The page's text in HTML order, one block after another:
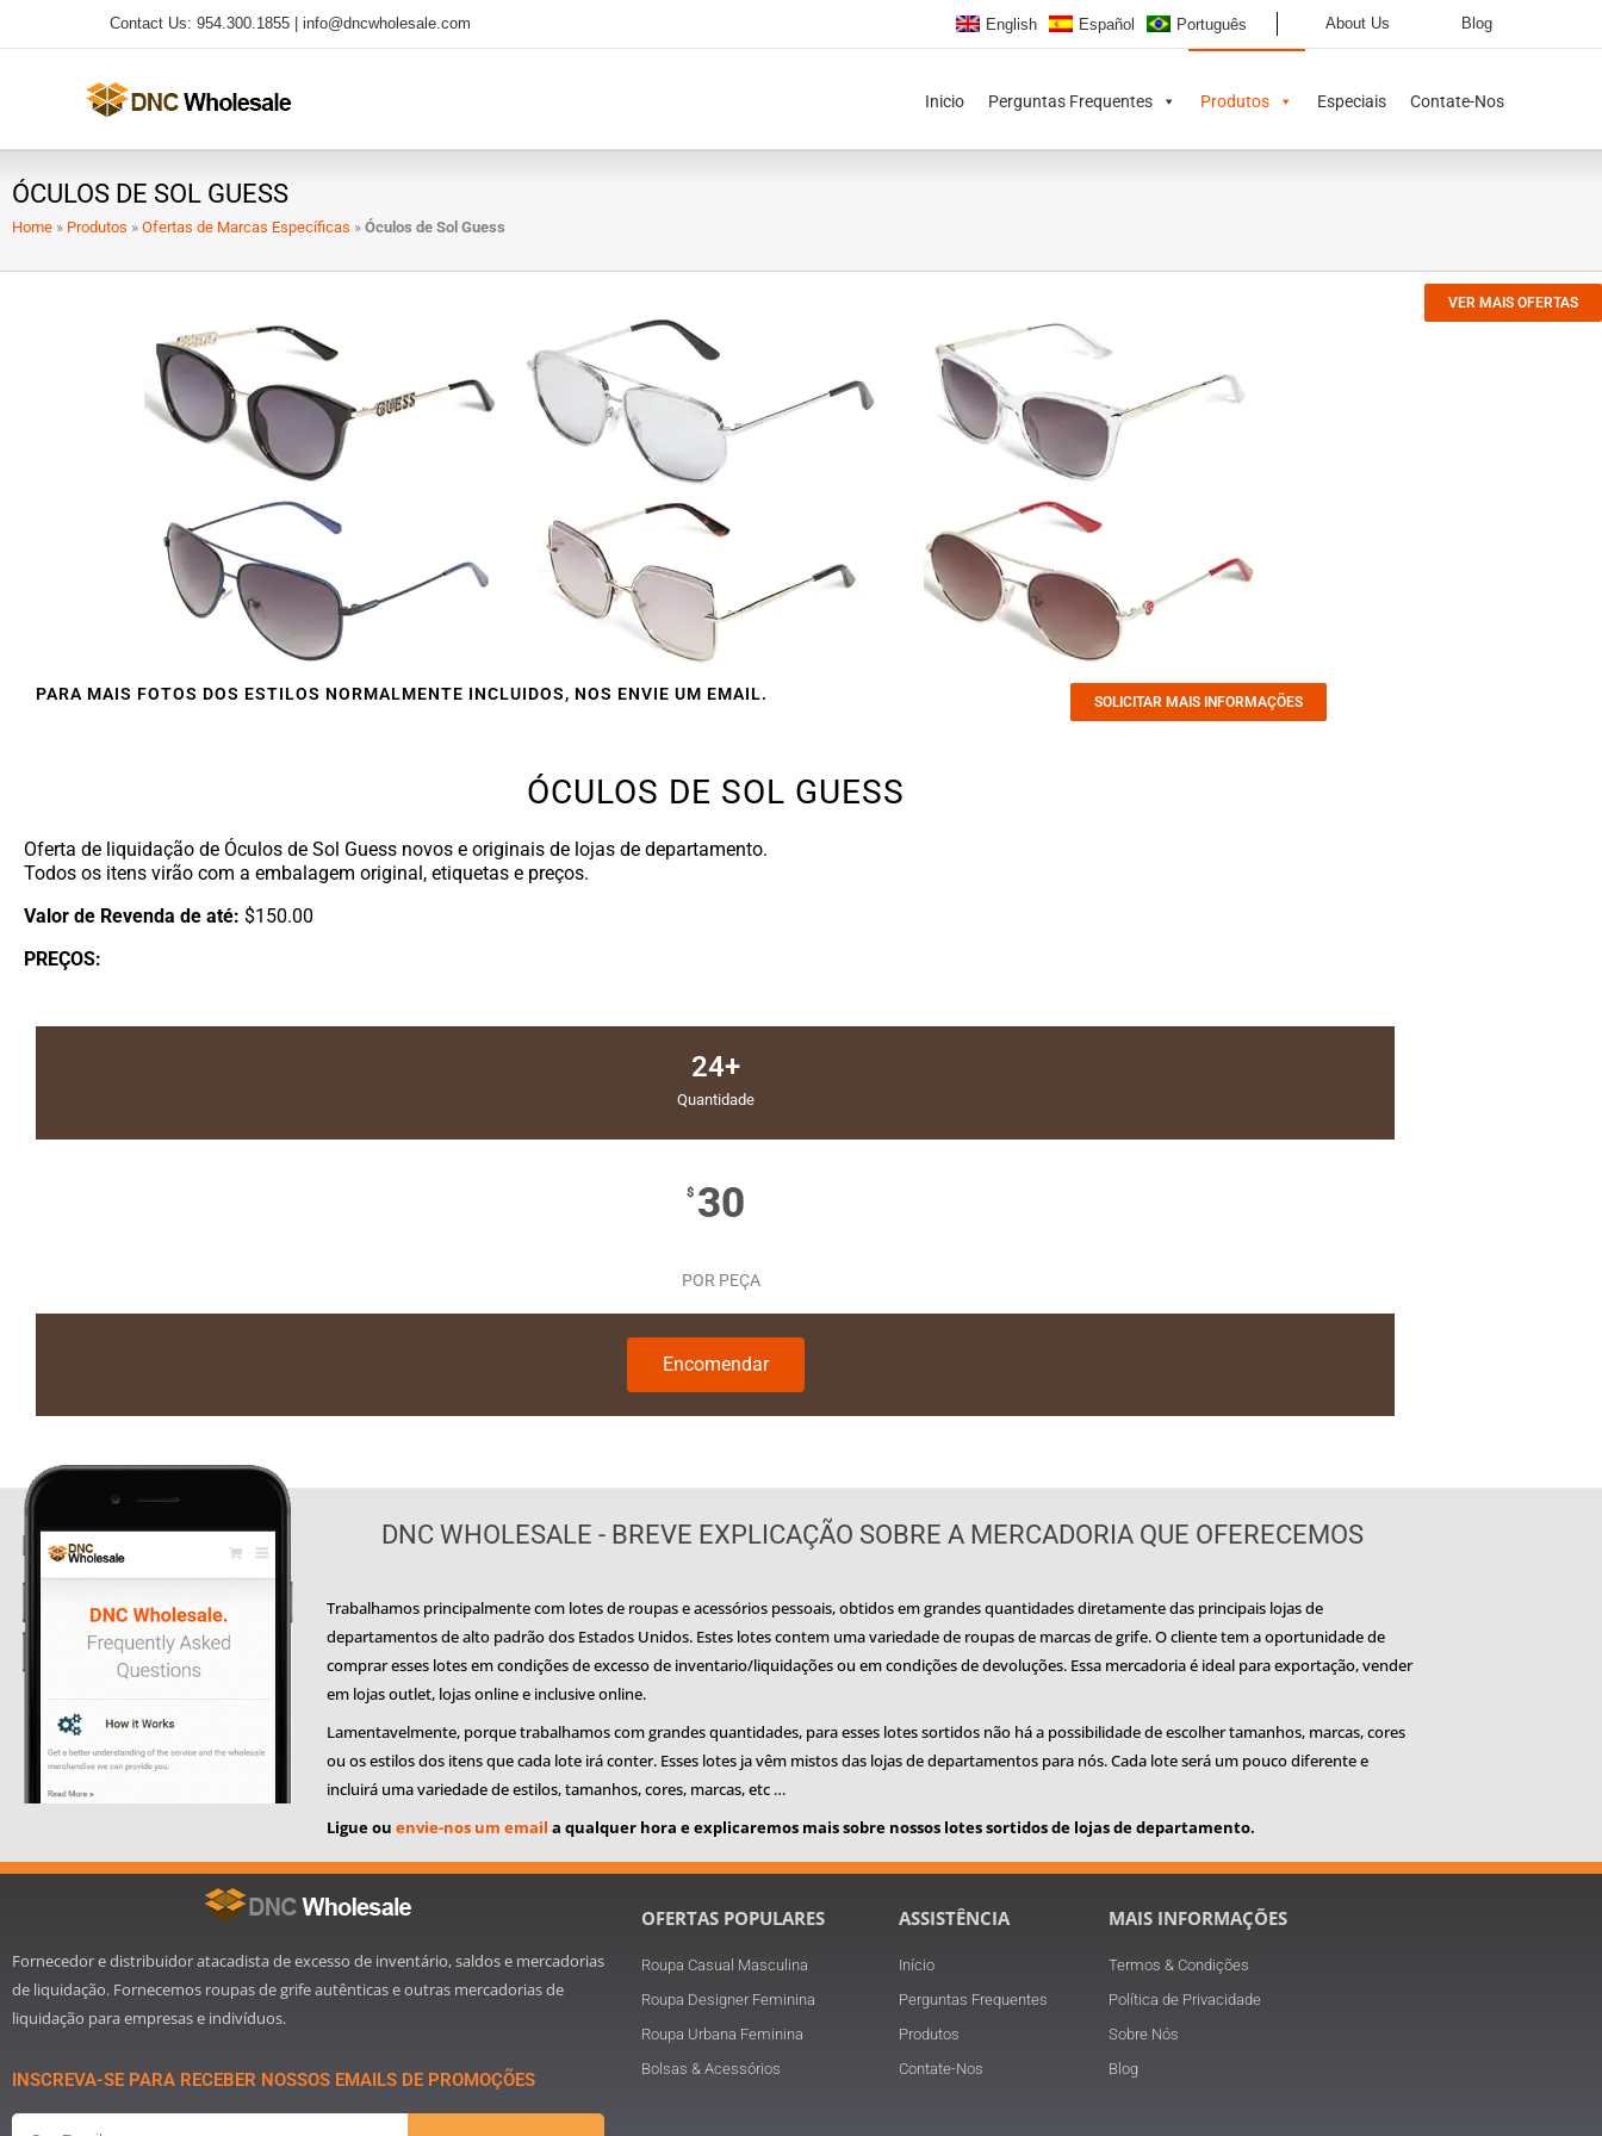
para
Contact Us: 954.300.1855 | info@dncwholesale.com English Español Português About Us Blog
Inicio Perguntas Frequentes Produtos Especiais Contate-Nos
ÓCULOS DE SOL GUESS
Home » Produtos » Ofertas de Marcas Específicas » Óculos de Sol Guess
VER MAIS OFERTAS
PARA MAIS FOTOS DOS ESTILOS NORMALMENTE INCLUIDOS, NOS ENVIE UM EMAIL. SOLICITAR MAIS INFORMAÇÕES
ÓCULOS DE SOL GUESS
Oferta de liquidação de Óculos de Sol Guess novos e originais de lojas de departamento.
Todos os itens virão com a embalagem original, etiquetas e preços.
Valor de Revenda de até: $150.00
PREÇOS:
24+
Quantidade
$ 30
POR PEÇA
Encomendar
DNC WHOLESALE - BREVE EXPLICAÇÃO SOBRE A MERCADORIA QUE OFERECEMOS
Trabalhamos principalmente com lotes de roupas e acessórios pessoais, obtidos em grandes quantidades diretamente das principais lojas de
departamentos de alto padrão dos Estados Unidos. Estes lotes contem uma variedade de roupas de marcas de grife. O cliente tem a oportunidade de
comprar esses lotes em condições de excesso de inventario/liquidações ou em condições de devoluções. Essa mercadoria é ideal para exportação, vender
em lojas outlet, lojas online e inclusive online.
Lamentavelmente, porque trabalhamos com grandes quantidades, para esses lotes sortidos não há a possibilidade de escolher tamanhos, marcas, cores
ou os estilos dos itens que cada lote irá conter. Esses lotes ja vêm mistos das lojas de departamentos para nós. Cada lote será um pouco diferente e
incluirá uma variedade de estilos, tamanhos, cores, marcas, etc …
Ligue ou envie-nos um email a qualquer hora e explicaremos mais sobre nossos lotes sortidos de lojas de departamento.
Fornecedor e distribuidor atacadista de excesso de inventário, saldos e mercadorias
de liquidação. Fornecemos roupas de grife autênticas e outras mercadorias de
liquidação para empresas e indivíduos.
INSCREVA-SE PARA RECEBER NOSSOS EMAILS DE PROMOÇÕES
OFERTAS POPULARES
Roupa Casual Masculina
Roupa Designer Feminina
Roupa Urbana Feminina
Bolsas & Acessórios
ASSISTÊNCIA
Início
Perguntas Frequentes
Produtos
Contate-Nos
MAIS INFORMAÇÕES
Termos & Condições
Política de Privacidade
Sobre Nós
Blog